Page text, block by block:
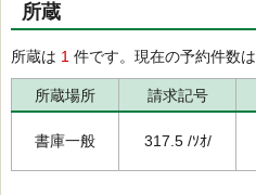
所蔵
所蔵は 1 件です。現在の予約件数は
所蔵場所 請求記号
書庫一般 317.5 /ｿｵ/